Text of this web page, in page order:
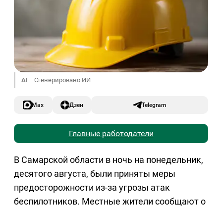
AI Сгенерировано ИИ
Max Дзен Telegram
Главные работодатели
В Самарской области в ночь на понедельник,
десятого августа, были приняты меры
предосторожности из-за угрозы атак
беспилотников. Местные жители сообщают о